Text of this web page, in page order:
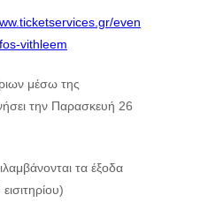
even
vithleem
μέσω της
την Παρασκευή 26
τα έξοδα